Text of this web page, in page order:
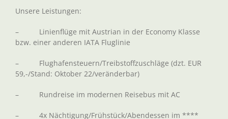
Unsere Leistungen:
– Linienflüge mit Austrian in der Economy Klasse
bzw. einer anderen IATA Fluglinie
– Flughafensteuern/Treibstoffzuschläge (dzt. EUR
59,-/Stand: Oktober 22/veränderbar)
– Rundreise im modernen Reisebus mit AC
– 4x Nächtigung/Frühstück/Abendessen im ****